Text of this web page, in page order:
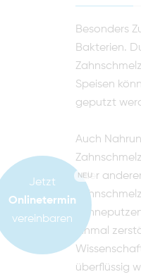
Besonders
Bakterien.
Speisen
geputzt
Auch
oder
einmal
überflüssig
NEU
Jetzt
Onlinetermin
vereinbaren